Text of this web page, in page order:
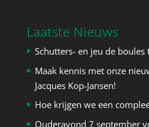
Laatste Nieuws
Schutters- en jeu de boules
Maak kennis met onze
Jacques Kop-Jansen!
Hoe krijgen we een
Ouderavond 7 september